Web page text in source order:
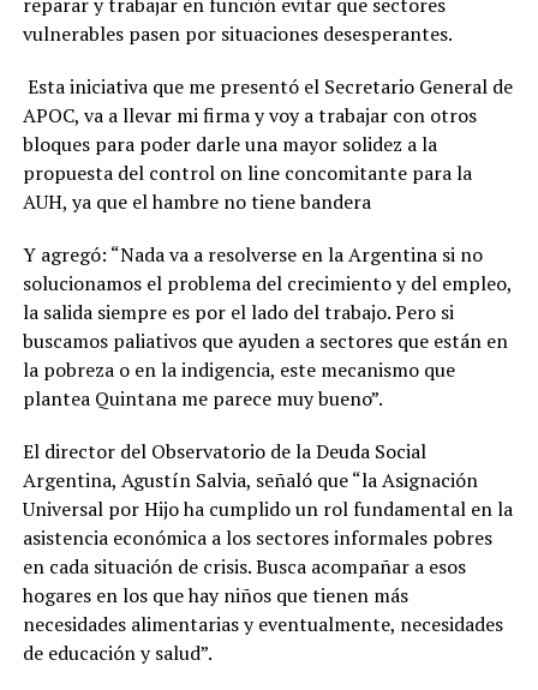
vulnerables pasen por situaciones desesperantes.
Esta iniciativa que me presentó el Secretario General de
APOC, va a llevar mi firma y voy a trabajar con otros
bloques para poder darle una mayor solidez a la
propuesta del control on line concomitante para la
AUH, ya que el hambre no tiene bandera
Y agregó: “Nada va a resolverse en la Argentina si no
solucionamos el problema del crecimiento y del empleo,
la salida siempre es por el lado del trabajo. Pero si
buscamos paliativos que ayuden a sectores que están en
la pobreza o en la indigencia, este mecanismo que
plantea Quintana me parece muy bueno”.
El director del Observatorio de la Deuda Social
Argentina, Agustín Salvia, señaló que “la Asignación
Universal por Hijo ha cumplido un rol fundamental en la
asistencia económica a los sectores informales pobres
en cada situación de crisis. Busca acompañar a esos
hogares en los que hay niños que tienen más
necesidades alimentarias y eventualmente, necesidades
de educación y salud”.